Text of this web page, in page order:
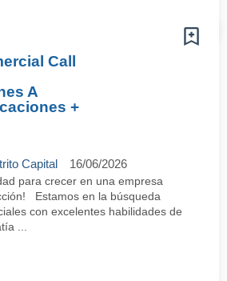
Call
A
+
Capital 16/06/2026
para crecer en una empresa
Estamos en la búsqueda
con excelentes habilidades de
...